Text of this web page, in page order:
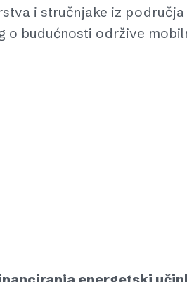
i stručnjake iz
budućnosti održive